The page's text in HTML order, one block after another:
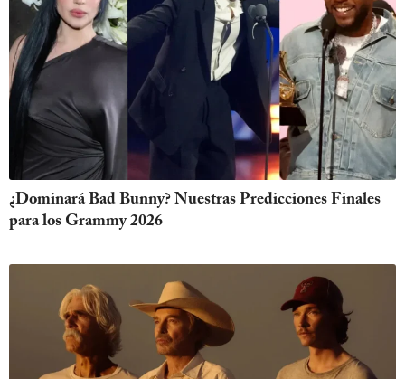
¿Dominará Bad Bunny? Nuestras Predicciones Finales
para los Grammy 2026